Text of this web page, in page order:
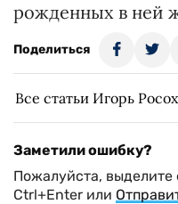
рожденных в ней
Поделиться
Все статьи Игорь
Заметили ошибку?
Пожалуйста,
Ctrl+Enter или